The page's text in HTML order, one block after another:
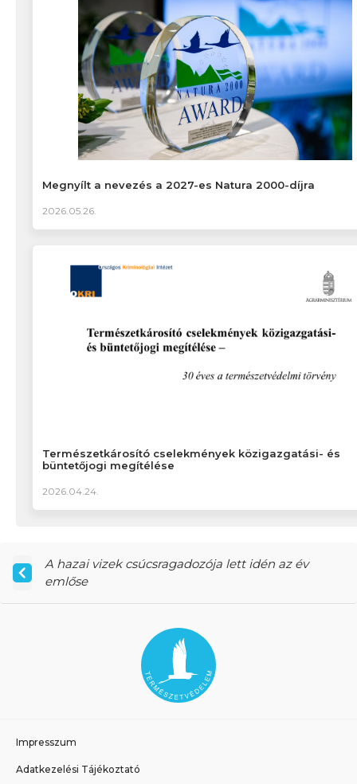
Megnyílt a nevezés a 2027-es Natura 2000-díjra
2026.05.26.
Természetkárosító cselekmények közigazgatási- és
büntetőjogi megítélése
2026.04.24.
A hazai vizek csúcsragadozója lett idén az év
emlőse
Impresszum
Adatkezelési Tájékoztató